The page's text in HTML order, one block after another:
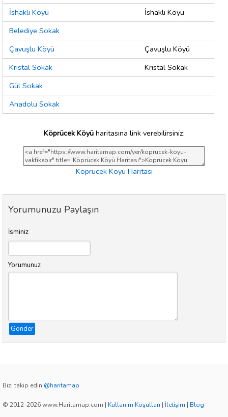
İshaklı Köyü
İshaklı Köyü
Belediye Sokak
Çavuşlu Köyü
Çavuşlu Köyü
Kristal Sokak
Kristal Sokak
Gül Sokak
Anadolu Sokak
Köprücek Köyüharitasına link verebilirsiniz;
Köprücek Köyü Haritası
Yorumunuzu Paylaşın
İsminiz
Yorumunuz
Gönder
Bizi takip edin @haritamap
© 2012-2026 www.Haritamap.com | Kullanım Koşulları | İletişim | Blog